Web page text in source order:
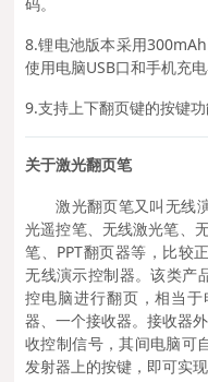
8.锂电池版本采用
使用电脑USB口和手机充
9.支持上下翻页键的按键
关于激光翻页笔
激光翻页笔又叫无线
光遥控笔、无线激光笔、
笔、PPT翻页器等，比较
无线演示控制器。该类产
控电脑进行翻页，相当
器、一个接收器。接收器
收控制信号，其间电脑可
发射器上的按键，即可实